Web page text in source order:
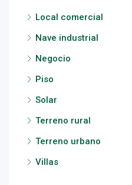
Local comercial
Nave industrial
Negocio
Piso
Solar
Terreno rural
Terreno urbano
Villas